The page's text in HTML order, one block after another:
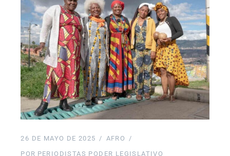
26 DE MAYO DE 2025
AFRO
POR PERIODISTAS PODER LEGISLATIVO